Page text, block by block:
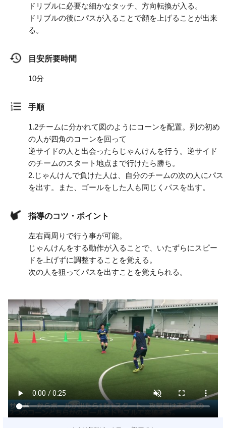
ドリブルに必要な細かなタッチ、方向転換が入る。
ドリブルの後にパスが入ることで顔を上げることが出来
る。
目安所要時間
10分
手順
1.2チームに分かれて図のようにコーンを配置。列の初め
の人が四角のコーンを回って
逆サイドの人と出会ったらじゃんけんを行う。逆サイド
のチームのスタート地点まで行けたら勝ち。
2. じゃんけんで負けた人は、自分のチームの次の人にパス
を出す。また、ゴールをした人も同じくパスを出す。
指導のコツ・ポイント
左右両周りで行う事が可能。
じゃんけんをする動作が入ることで、いたずらにスピー
ドを上げずに調整することを覚える。
次の人を狙ってパスを出すことを覚えられる。